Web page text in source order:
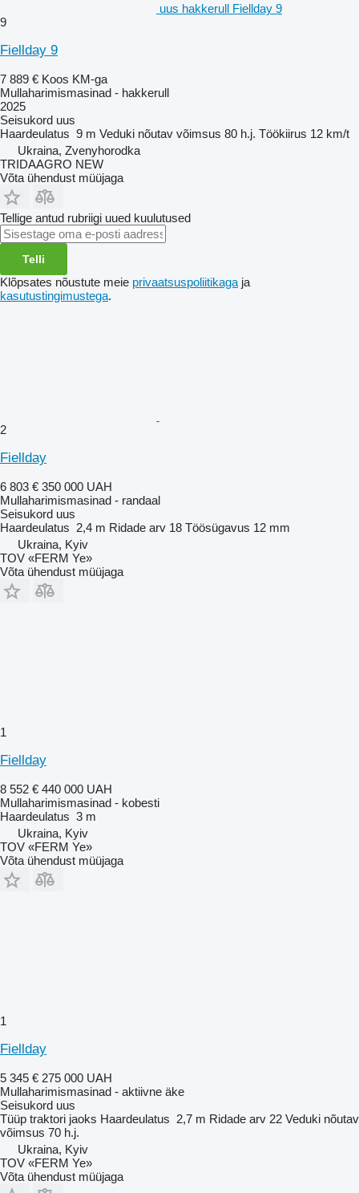
uus hakkerull Fiellday 9
9
Fiellday 9
7 889 € Koos KM-ga
Mullaharimismasinad - hakkerull
2025
Seisukord uus
Haardeulatus 9 m Veduki nõutav võimsus 80 h.j. Töökiirus 12 km/t
Ukraina, Zvenyhorodka
TRIDAAGRO NEW
Võta ühendust müüjaga
Tellige antud rubriigi uued kuulutused
Telli
Klõpsates nõustute meie privaatsuspoliitikaga ja
kasutustingimustega.
2
Fiellday
6 803 € 350 000 UAH
Mullaharimismasinad - randaal
Seisukord uus
Haardeulatus 2,4 m Ridade arv 18 Töösügavus 12 mm
Ukraina, Kyiv
TOV «FERM Ye»
Võta ühendust müüjaga
1
Fiellday
8 552 € 440 000 UAH
Mullaharimismasinad - kobesti
Haardeulatus 3 m
Ukraina, Kyiv
TOV «FERM Ye»
Võta ühendust müüjaga
1
Fiellday
5 345 € 275 000 UAH
Mullaharimismasinad - aktiivne äke
Seisukord uus
Tüüp traktori jaoks Haardeulatus 2,7 m Ridade arv 22 Veduki nõutav
võimsus 70 h.j.
Ukraina, Kyiv
TOV «FERM Ye»
Võta ühendust müüjaga